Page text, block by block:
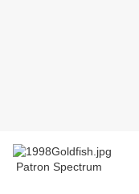
Patron Spectrum